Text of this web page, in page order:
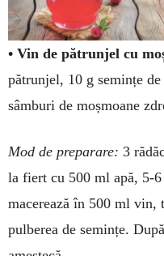
• Vin de pătrunjel cu
pătrunjel, 10 g semințe
sâmburi de moș­moane
Mod de preparare: 3
la fiert cu 500 ml apă, 5-
macerează în 500 ml vin,
pulberea de semințe.